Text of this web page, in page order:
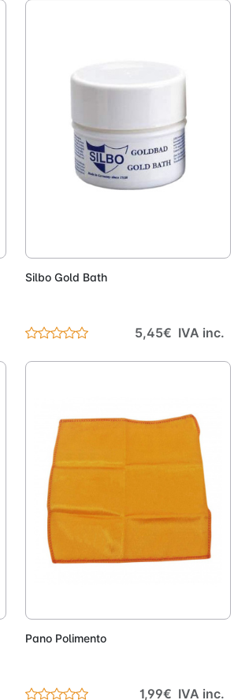
Silbo Gold Bath
5,45€ IVA inc.
Pano Polimento
1,99€ IVA inc.